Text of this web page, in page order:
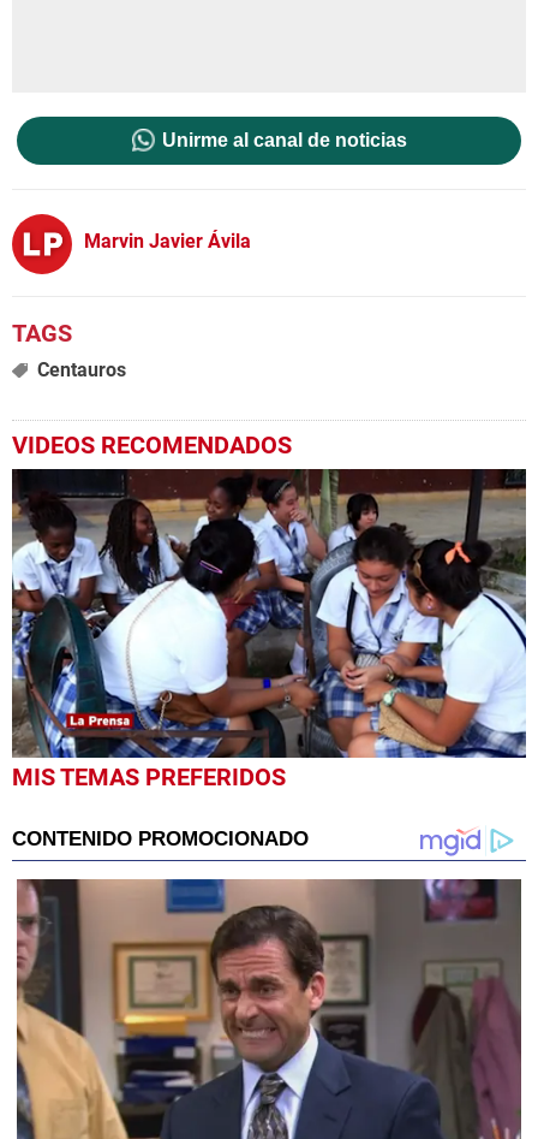
Unirme al canal de noticias
Marvin Javier Ávila
Centauros
VIDEOS RECOMENDADOS
0
seconds
minutes,
0
MIS TEMAS PREFERIDOS